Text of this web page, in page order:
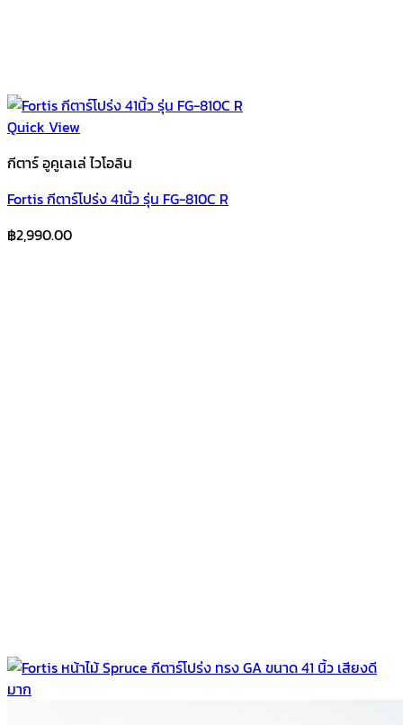
Quick View
กีตาร์ อูคูเลเล่ ไวโอลิน
Fortis กีตาร์โปร่ง 41นิ้ว รุ่น FG-810C R
฿2,990.00